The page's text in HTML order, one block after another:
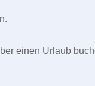
einen Urlaub